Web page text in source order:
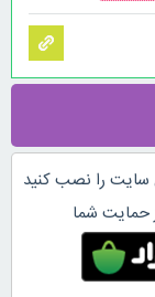
سایت را نصب کنید
حمایت شما